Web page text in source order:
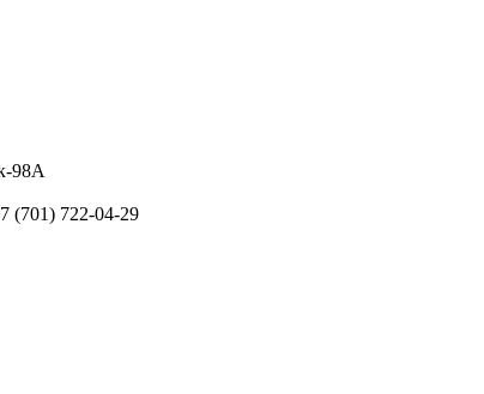
98А
(701) 722-04-29